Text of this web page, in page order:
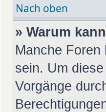
Nach oben
» Warum
Manche
sein. Um
Vorgänge